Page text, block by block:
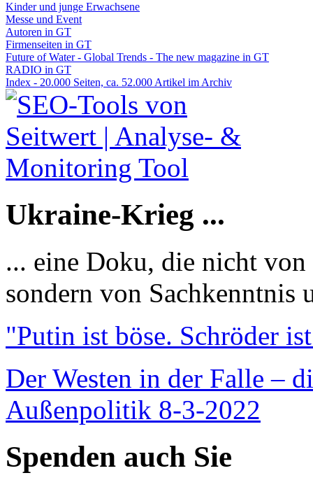
Kinder und junge Erwachsene
Messe und Event
Autoren in GT
Firmenseiten in GT
Future of Water - Global Trends - The new magazine in GT
RADIO in GT
Index - 20.000 Seiten, ca. 52.000 Artikel im Archiv
Ukraine-Krieg ...
... eine Doku, die nicht
sondern von Sachkenntnis
"Putin ist böse. Schröder
Der Westen in der Falle –
Außenpolitik 8-3-2022
Spenden auch Sie